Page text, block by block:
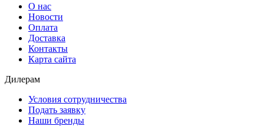
О нас
Новости
Оплата
Доставка
Контакты
Карта сайта
Дилерам
Условия сотрудничества
Подать заявку
Наши бренды